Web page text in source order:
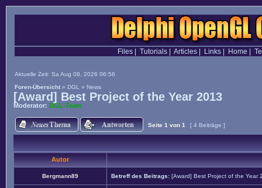
Files| Tutorials| Articles| Links| Home
Aktuelle Zeit: Sa Aug 08, 2026 06:56
Foren-Übersicht » DGL » News
[Award] Best Project of the Year 2013
Moderator: DGL-Team
Seite 1 von 1 [ 4 Beiträge ]
Autor
Bergmann89 Betreff des Beitrags: [Award] Best Project of the Year